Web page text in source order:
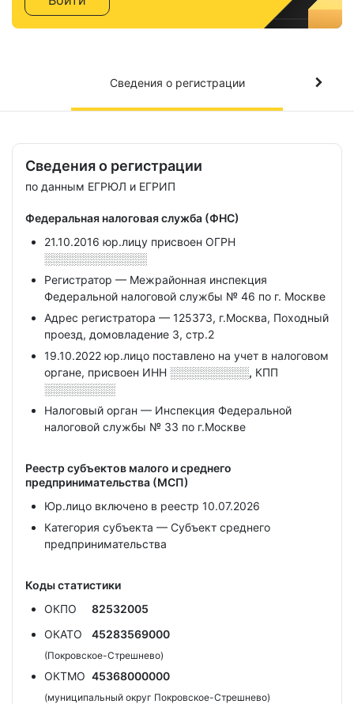
Сведения о регистрации
Сведения о регистрации
по данным ЕГРЮЛ и ЕГРИП
Федеральная налоговая служба (ФНС)
21.10.2016 юр.лицу присвоен ОГРН
░░░░░░░░░░░░░
Регистратор — Межрайонная инспекция
Федеральной налоговой службы № 46 по г. Москве
Адрес регистратора — 125373, г.Москва, Походный
проезд, домовладение 3, стр.2
19.10.2022 юр.лицо поставлено на учет в налоговом
органе, присвоен ИНН ░░░░░░░░░░, КПП
░░░░░░░░░
Налоговый орган — Инспекция Федеральной
налоговой службы № 33 по г.Москве
Реестр субъектов малого и среднего
предпринимательства (МСП)
Юр.лицо включено в реестр 10.07.2026
Категория субъекта — Субъект среднего
предпринимательства
Коды статистики
ОКПО
82532005
ОКАТО
45283569000
(Покровское-Стрешнево)
ОКТМО 45368000000
(муниципальный округ Покровское-Стрешнево)